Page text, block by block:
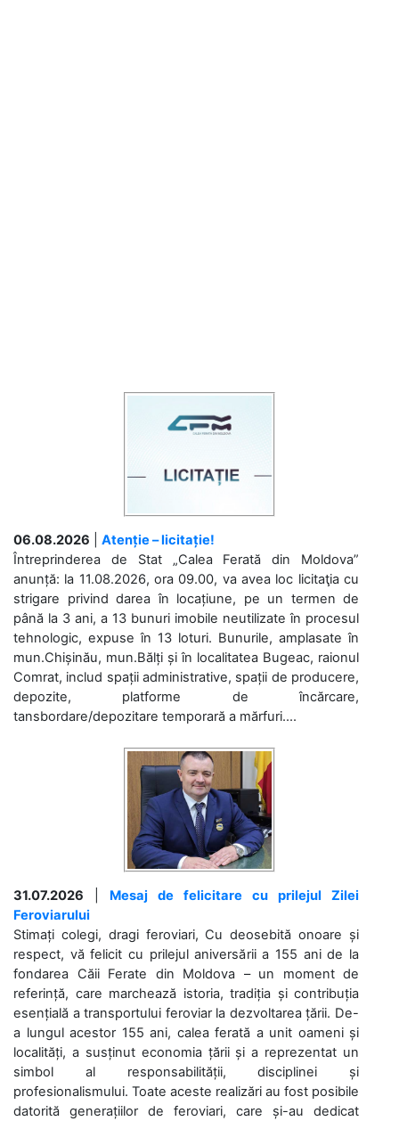
06.08.2026
Atenție – licitație!
Întreprinderea de Stat „Calea Ferată din Moldova”
anunță: la 11.08.2026, ora 09.00, va avea loc licitaţia cu
strigare privind darea în locațiune, pe un termen de
până la 3 ani, a 13 bunuri imobile neutilizate în procesul
tehnologic, expuse în 13 loturi. Bunurile, amplasate în
mun.Chișinău, mun.Bălți și în localitatea Bugeac, raionul
Comrat, includ spații administrative, spații de producere,
depozite, platforme de încărcare,
tansbordare/depozitare temporară a mărfuri....
31.07.2026
Mesaj de felicitare cu prilejul Zilei
Feroviarului
Stimați colegi, dragi feroviari, Cu deosebită onoare și
respect, vă felicit cu prilejul aniversării a 155 ani de la
fondarea Căii Ferate din Moldova – un moment de
referință, care marchează istoria, tradiția și contribuția
esențială a transportului feroviar la dezvoltarea țării. De-
a lungul acestor 155 ani, calea ferată a unit oameni și
localități, a susținut economia țării și a reprezentat un
simbol al responsabilității, disciplinei și
profesionalismului. Toate aceste realizări au fost posibile
datorită generațiilor de feroviari, care și-au dedicat